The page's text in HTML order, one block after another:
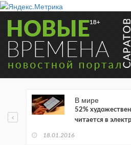
В мире
52%
читается в
18.01.2016